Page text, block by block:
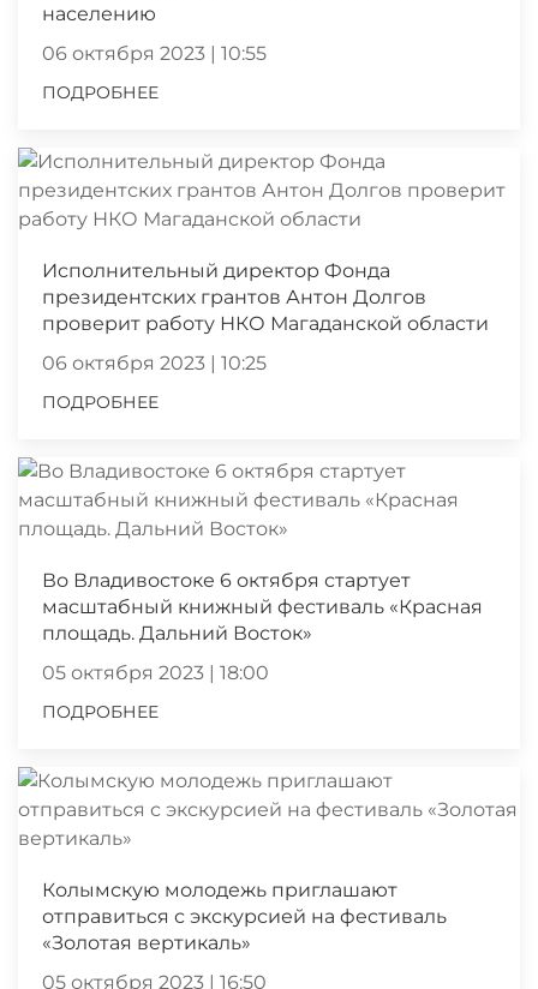
населению
06 октября 2023 | 10:55
ПОДРОБНЕЕ
Исполнительный директор Фонда
президентских грантов Антон Долгов
проверит работу НКО Магаданской области
06 октября 2023 | 10:25
ПОДРОБНЕЕ
Во Владивостоке 6 октября стартует
масштабный книжный фестиваль «Красная
площадь. Дальний Восток»
05 октября 2023 | 18:00
ПОДРОБНЕЕ
Колымскую молодежь приглашают
отправиться с экскурсией на фестиваль
«Золотая вертикаль»
05 октября 2023 | 16:50